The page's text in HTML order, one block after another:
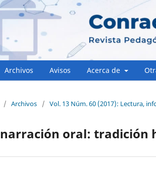
Archivos Avisos Acerca de
/ Archivos / Vol. 13 Núm. 60 (2017): Lectura,
oral: tradición